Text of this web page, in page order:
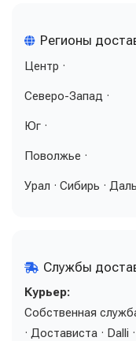
Регионы
Центр ·
Северо-Запад ·
Юг ·
Поволжье ·
Урал · Сибирь ·
Службы
Курьер:
Собственная
· Достависта · Dalli